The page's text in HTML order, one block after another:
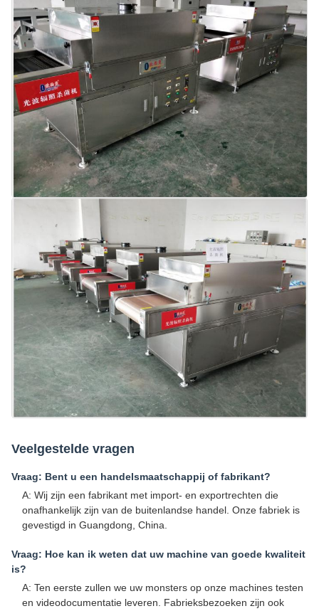
Veelgestelde vragen
Vraag: Bent u een handelsmaatschappij of fabrikant?
A: Wij zijn een fabrikant met import- en exportrechten die
onafhankelijk zijn van de buitenlandse handel. Onze fabriek is
gevestigd in Guangdong, China.
Vraag: Hoe kan ik weten dat uw machine van goede kwaliteit
is?
A: Ten eerste zullen we uw monsters op onze machines testen
en videodocumentatie leveren. Fabrieksbezoeken zijn ook